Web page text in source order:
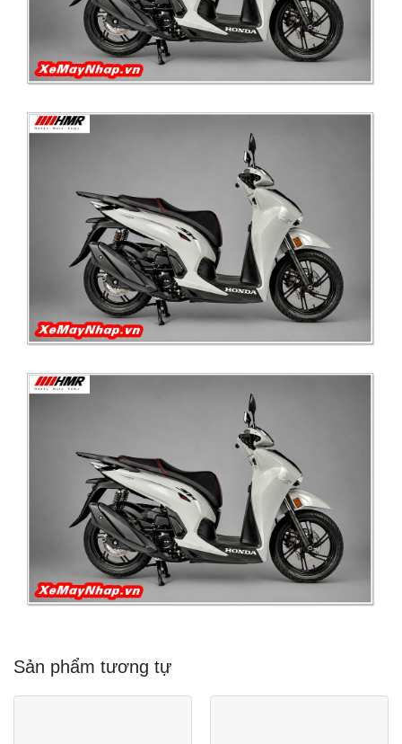
Sản phẩm tương tự